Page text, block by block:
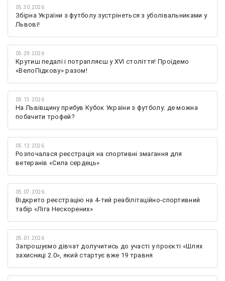
05.30.2026
Збірна України з футболу зустрінеться з уболівальниками у
Львові!
05.29.2026
Крутиш педалі і потрапляєш у XVI століття! Проїдемо
«ВелоПідкову» разом!
05.13.2026
На Львівщину прибув Кубок України з футболу: де можна
побачити трофей?
05.12.2026
Розпочалася реєстрація на спортивні змагання для
ветеранів «Сила сердець»
05.07.2026
Відкрито реєстрацію на 4-тий реабілітаційно-спортивний
табір «Ліга Нескорених»
05.01.2026
Запрошуємо дівчат долучитись до участі у проєкті «Шлях
захисниці 2.0», який стартує вже 19 травня